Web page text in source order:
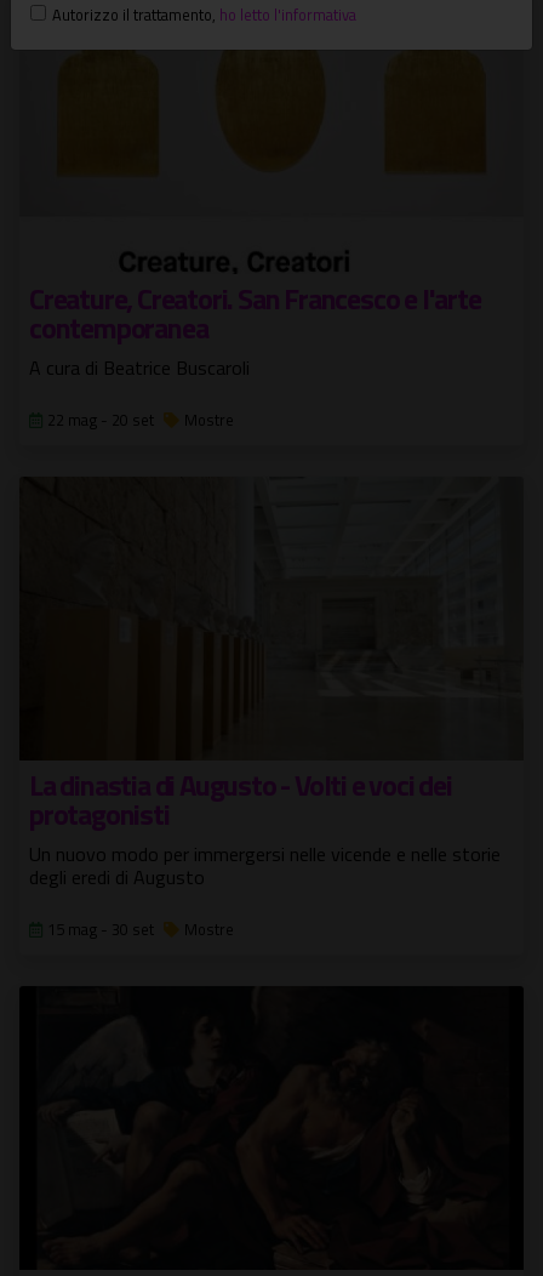
Creature, Creatori. San Francesco e l'arte
contemporanea
A cura di Beatrice Buscaroli
22 mag - 20 set Mostre
La dinastia di Augusto - Volti e voci dei
protagonisti
Un nuovo modo per immergersi nelle vicende e nelle storie
degli eredi di Augusto
15 mag - 30 set Mostre
Autorizzo il trattamento, ho letto l'informativa